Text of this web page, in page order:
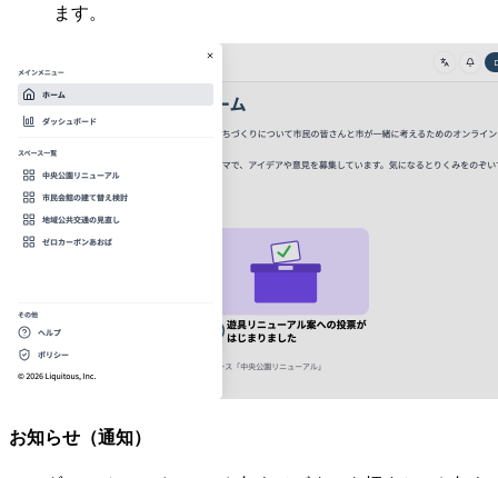
ます。
お知らせ（通知）